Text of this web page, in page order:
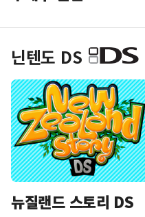
닌텐도 DS
뉴질랜드 스토리 DS